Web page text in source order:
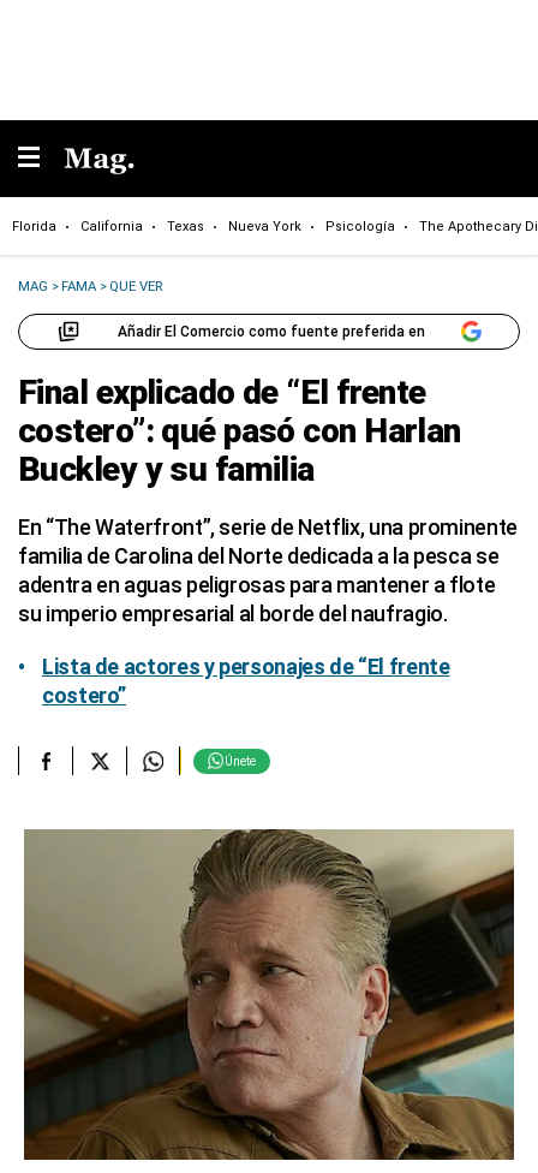
Florida California Texas Nueva York Psicología The Apothecary
MAG >FAMA > QUE VER
Añadir El Comercio como fuente preferida en
Final explicado de “El frente
costero”: qué pasó con Harlan
Buckley y su familia
En “The Waterfront”, serie de Netflix, una prominente
familia de Carolina del Norte dedicada a la pesca se
adentra en aguas peligrosas para mantener a flote
su imperio empresarial al borde del naufragio.
Lista de actores y personajes de “El frente
costero”
Únete